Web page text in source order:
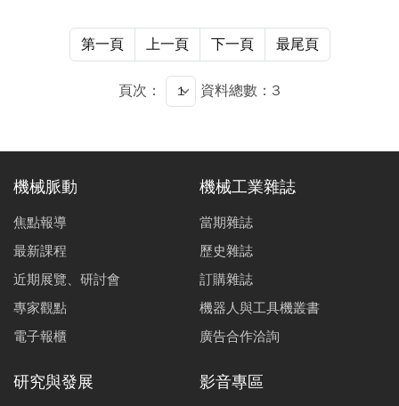
邀請台大土木系團隊共同投入H型鋼雷射深銲模擬技術研
究，在熔池形貌及銲後金屬晶粒成長模擬的準確度可達
80%以上，能有效作為雷射銲接參數決策的初步依據。未
來將持續深耕技術導入H型鋼雷銲生產線中，並擴充應用
能的生產方式，推動建材綠色製造與地球永續發展。
第一頁 上一頁 下一頁 最尾頁
頁次： 資料總數：3
機械脈動
焦點報導
最新課程
近期展覽、研討會
專家觀點
電子報櫃
機械工業雜誌
當期雜誌
歷史雜誌
訂購雜誌
機器人與工具機叢書
廣告合作洽詢
研究與發展 影音專區